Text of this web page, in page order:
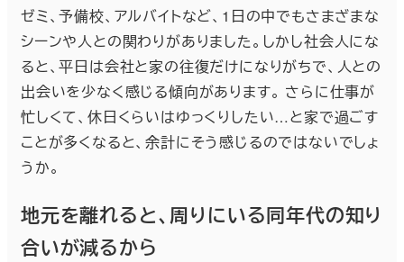
ゼミ、予備校、アルバイトなど、1日の中でもさまざまな
シーンや人との関わりがありました。しかし社会人にな
ると、平日は会社と家の往復だけになりがちで、人との
出会いを少なく感じる傾向があります。 さらに仕事が
忙しくて、休日くらいはゆっくりしたい…と家で過ごす
ことが多くなると、余計にそう感じるのではないでしょ
うか。
地元を離れると、周りにいる同年代の知り
合いが減るから